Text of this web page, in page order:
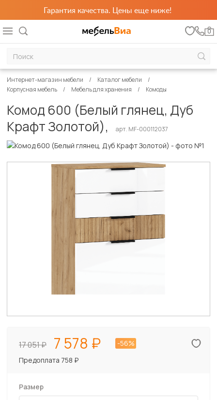
Гарантия качества. Цены еще ниже!
0
Интернет-магазин мебели
Каталог мебели
Корпусная мебель
Мебель для хранения Комоды
Комод 600 (Белый глянец, Дуб
Крафт Золотой),
арт. MF-000112037
17 051 7 578
-56%
Предоплата 758 ₽
Размер